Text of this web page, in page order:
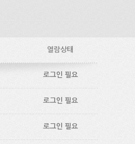
열람상태
로그인 필요
로그인 필요
로그인 필요